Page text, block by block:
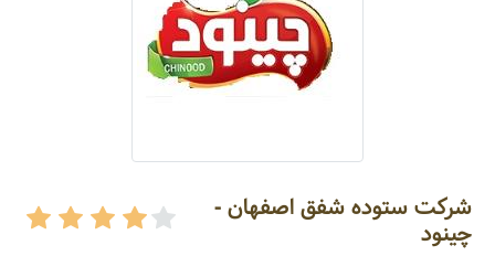
شرکت ستوده شفق اصفهان -
چینود